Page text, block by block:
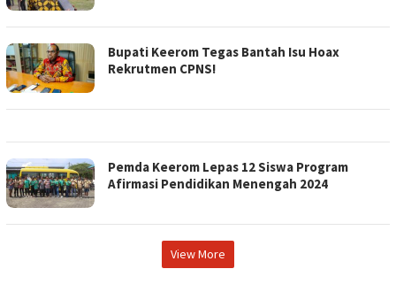
Bupati Keerom Tegas Bantah Isu Hoax
Rekrutmen CPNS!
Pemda Keerom Lepas 12 Siswa Program
Afirmasi Pendidikan Menengah 2024
View More